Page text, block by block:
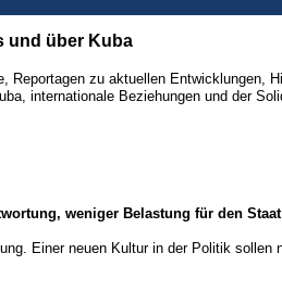
und über Kuba
Reportagen zu aktuellen Entwicklungen,
internationale Beziehungen und der
weniger Belastung für den Staat
Einer neuen Kultur in der Politik sollen